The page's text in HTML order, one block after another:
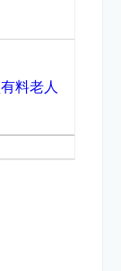
料老人